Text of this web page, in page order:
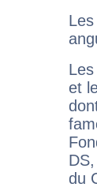
et
du